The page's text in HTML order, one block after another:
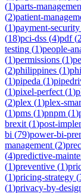
(1)parts-
(2)patient-
(1)payment-security
(18)pci-dss (4)pdf(2
testing (1)people-
(1)permissions (1)
(2)philippines (1)
(1)pipeda (1)
(1)pixel-perfect (1)
(2)plex (1)plex-
(1)pms (1)pnpm (1)
brexit (1)post-
bi (79)power-bi-
management (2)
(4)predictive-
(1)preventive (1)
(1)pricing-strategy (
(1)privacy-by-